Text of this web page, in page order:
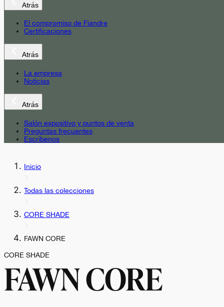
Atrás
El compromiso de Fiandre
Certificaciones
Atrás
La empresa
Noticias
Atrás
Salón expositivo y puntos de venta
Preguntas frecuentes
Escríbenos
Inicio
Todas las colecciones
CORE SHADE
FAWN CORE
CORE SHADE
FAWN CORE